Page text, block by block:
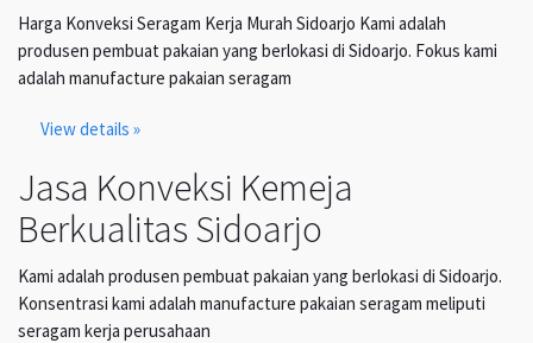
Harga Konveksi Seragam Kerja Murah Sidoarjo Kami adalah
produsen pembuat pakaian yang berlokasi di Sidoarjo. Fokus kami
adalah manufacture pakaian seragam
View details »
Jasa Konveksi Kemeja
Berkualitas Sidoarjo
Kami adalah produsen pembuat pakaian yang berlokasi di Sidoarjo.
Konsentrasi kami adalah manufacture pakaian seragam meliputi
seragam kerja perusahaan